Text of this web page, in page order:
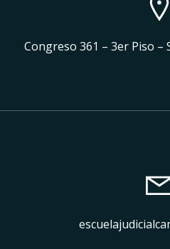
Congreso 361 – 3er Piso –